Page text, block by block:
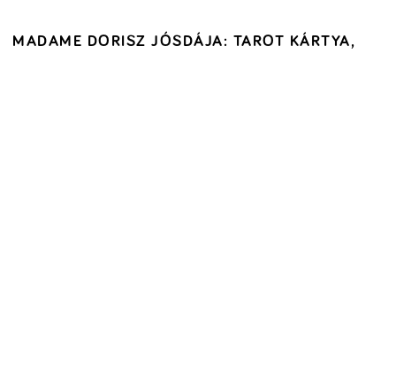
MADAME DORISZ JÓSDÁJA: TAROT KÁRTYA,